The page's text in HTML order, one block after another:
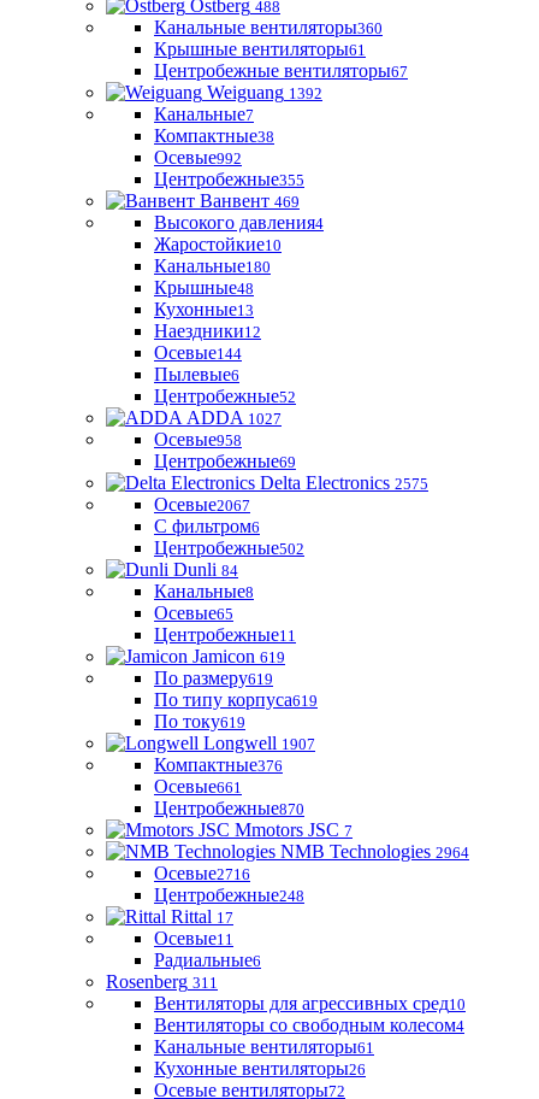
Ostberg 488
Канальные вентиляторы360
Крышные вентиляторы61
Центробежные вентиляторы67
Weiguang 1392
Канальные7
Компактные38
Осевые992
Центробежные355
Ванвент 469
Высокого давления4
Жаростойкие10
Канальные180
Крышные48
Кухонные13
Наездники12
Осевые144
Пылевые6
Центробежные52
ADDA 1027
Осевые958
Центробежные69
Delta Electronics 2575
Осевые2067
С фильтром6
Центробежные502
Dunli 84
Канальные8
Осевые65
Центробежные11
Jamicon 619
По размеру619
По типу корпуса619
По току619
Longwell 1907
Компактные376
Осевые661
Центробежные870
Mmotors JSC 7
NMB Technologies 2964
Осевые2716
Центробежные248
Rittal 17
Осевые11
Радиальные6
Rosenberg 311
Вентиляторы для агрессивных сред10
Вентиляторы со свободным колесом4
Канальные вентиляторы61
Кухонные вентиляторы26
Осевые вентиляторы72